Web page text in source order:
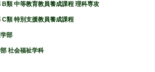
類 中等教育教員養成課程 理科専攻
類 特別支援教員養成課程
部
社会福祉学科